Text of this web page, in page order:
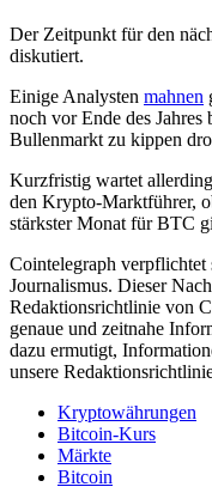
Der Zeitpunkt für den
diskutiert.
Einige Analysten mahnen
noch vor Ende des Jahres
Bullenmarkt zu kippen
Kurzfristig wartet
den Krypto-Marktführer,
stärkster Monat für BTC
Cointelegraph verpflichtet
Journalismus. Dieser
Redaktionsrichtlinie von
genaue und zeitnahe
dazu ermutigt,
unsere
Kryptowährungen
Bitcoin-Kurs
Märkte
Bitcoin